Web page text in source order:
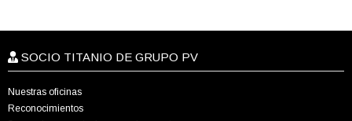
SOCIO TITANIO DE GRUPO PV
Nuestras oficinas
Reconocimientos